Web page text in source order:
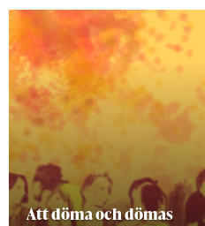
Mellan ånger och ältande